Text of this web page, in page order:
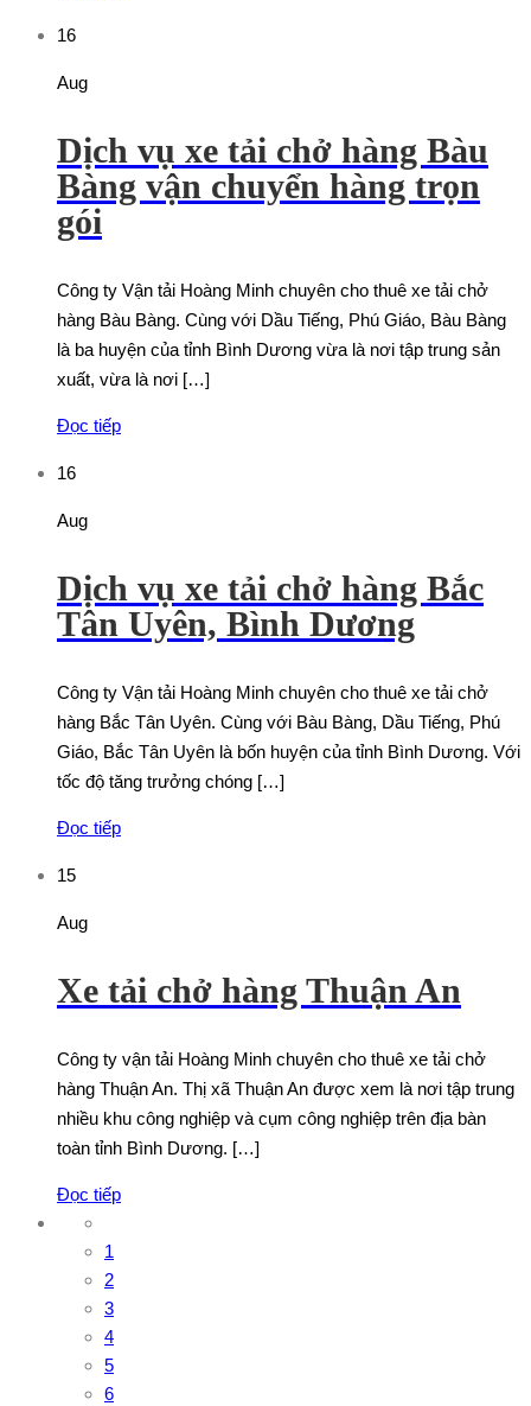
16
Aug
Dịch vụ xe tải chở hàng Bàu
Bàng vận chuyển hàng trọn
gói
Công ty Vận tải Hoàng Minh chuyên cho thuê xe tải chở
hàng Bàu Bàng. Cùng với Dầu Tiếng, Phú Giáo, Bàu Bàng
là ba huyện của tỉnh Bình Dương vừa là nơi tập trung sản
xuất, vừa là nơi […]
Đọc tiếp
16
Aug
Dịch vụ xe tải chở hàng Bắc
Tân Uyên, Bình Dương
Công ty Vận tải Hoàng Minh chuyên cho thuê xe tải chở
hàng Bắc Tân Uyên. Cùng với Bàu Bàng, Dầu Tiếng, Phú
Giáo, Bắc Tân Uyên là bốn huyện của tỉnh Bình Dương. Với
tốc độ tăng trưởng chóng […]
Đọc tiếp
15
Aug
Xe tải chở hàng Thuận An
Công ty vận tải Hoàng Minh chuyên cho thuê xe tải chở
hàng Thuận An. Thị xã Thuận An được xem là nơi tập trung
nhiều khu công nghiệp và cụm công nghiệp trên địa bàn
toàn tỉnh Bình Dương. […]
Đọc tiếp
1
2
3
4
5
6